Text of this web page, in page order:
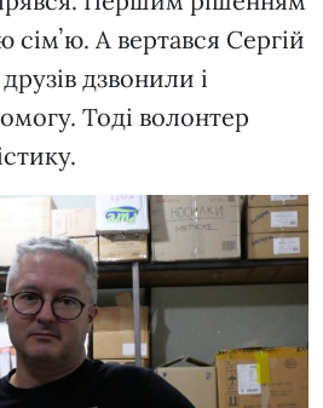
сімʼю. А вертався Сергій
дзвонили і
Тоді волонтер